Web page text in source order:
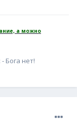
а можно
Бога нет!